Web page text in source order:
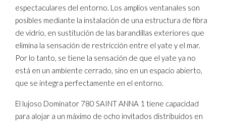
espectaculares del entorno. Los amplios ventanales son
posibles mediante la instalación de una estructura de fibra
de vidrio, en sustitución de las barandillas exteriores que
elimina la sensación de restricción entre el yate y el mar.
Por lo tanto, se tiene la sensación de que el yate ya no
está en un ambiente cerrado, sino en un espacio abierto,
que se integra perfectamente en el entorno.
El lujoso Dominator 780 SAINT ANNA 1 tiene capacidad
para alojar a un máximo de ocho invitados distribuidos en